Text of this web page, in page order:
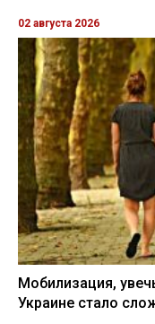
02 августа 2026
Мобилизация,
Украине стало